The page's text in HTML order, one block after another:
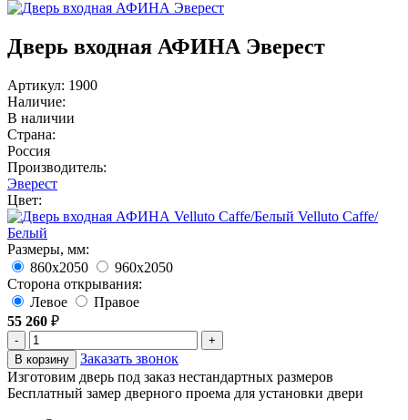
Дверь входная АФИНА Эверест
Артикул: 1900
Наличие:
В наличии
Страна:
Россия
Производитель:
Эверест
Цвет:
Velluto Caffe/
Белый
Размеры, мм:
860х2050
960х2050
Сторона открывания:
Левое
Правое
55 260 ₽
-
+
В корзину
Заказать звонок
Изготовим дверь под заказ нестандартных размеров
Бесплатный замер дверного проема для установки двери